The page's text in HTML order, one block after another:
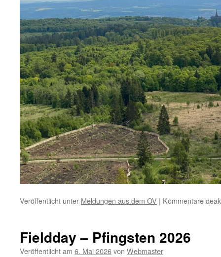
Veröffentlicht unter Meldungen aus dem OV | Kommentare
Fieldday – Pfingsten 2026
Veröffentlicht am 6. Mai 2026von Webmaster